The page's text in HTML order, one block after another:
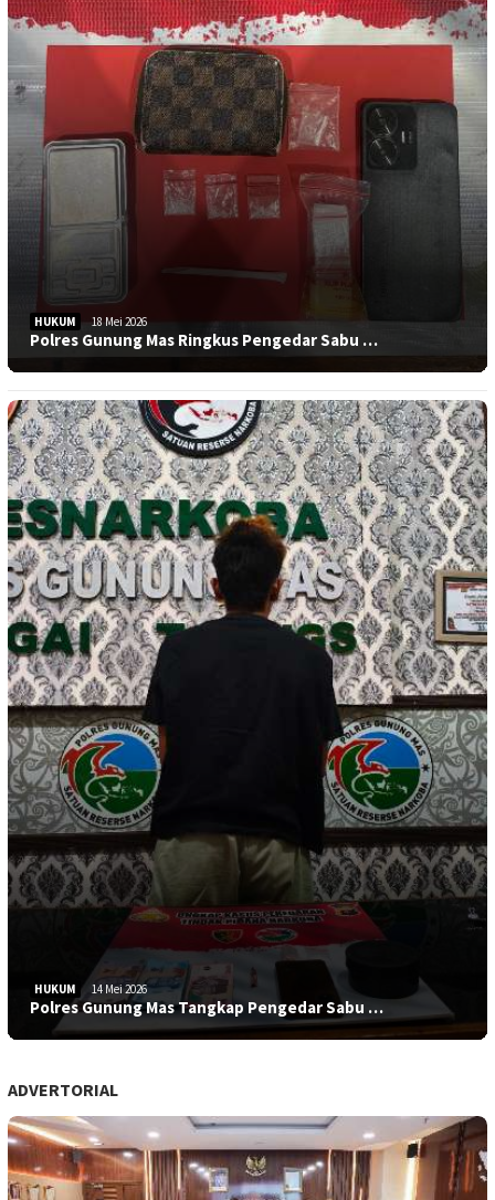
HUKUM 18 Mei 2026
Polres Gunung Mas Ringkus Pengedar Sabu …
HUKUM 14 Mei 2026
Polres Gunung Mas Tangkap Pengedar Sabu …
ADVERTORIAL